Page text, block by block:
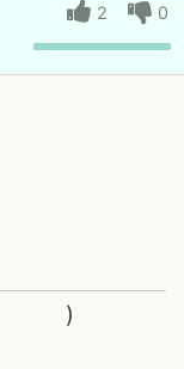
0
2
(